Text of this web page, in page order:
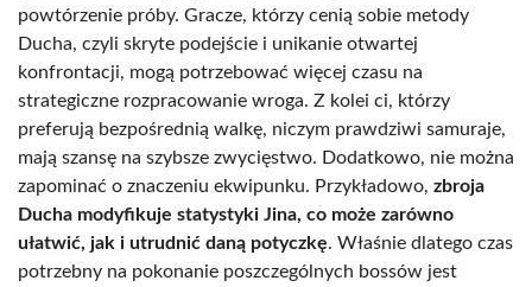
powtórzenie próby. Gracze, którzy cenią sobie metody
Ducha, czyli skryte podejście i unikanie otwartej
konfrontacji, mogą potrzebować więcej czasu na
strategiczne rozpracowanie wroga. Z kolei ci, którzy
preferują bezpośrednią walkę, niczym prawdziwi samuraje,
mają szansę na szybsze zwycięstwo. Dodatkowo, nie można
zapominać o znaczeniu ekwipunku. Przykładowo, zbroja
Ducha modyfikuje statystyki Jina, co może zarówno
ułatwić, jak i utrudnić daną potyczkę. Właśnie dlatego czas
potrzebny na pokonanie poszczególnych bossów jest